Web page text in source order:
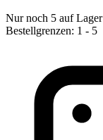
Nur noch 5 auf Lager
Bestellgrenzen: 1 - 5